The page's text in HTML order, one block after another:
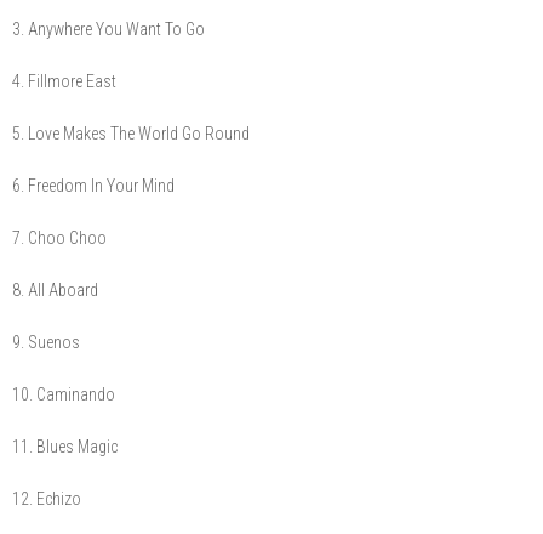
3. Anywhere You Want To Go
4. Fillmore East
5. Love Makes The World Go Round
6. Freedom In Your Mind
7. Choo Choo
8. All Aboard
9. Suenos
10. Caminando
11. Blues Magic
12. Echizo